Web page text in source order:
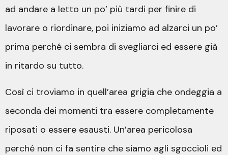
ad andare a letto un po’ più tardi per finire di
lavorare o riordinare, poi iniziamo ad alzarci un po’
prima perché ci sembra di svegliarci ed essere già
in ritardo su tutto.
Così ci troviamo in quell’area grigia che ondeggia a
seconda dei momenti tra essere completamente
riposati o essere esausti. Un’area pericolosa
perché non ci fa sentire che siamo agli sgoccioli ed